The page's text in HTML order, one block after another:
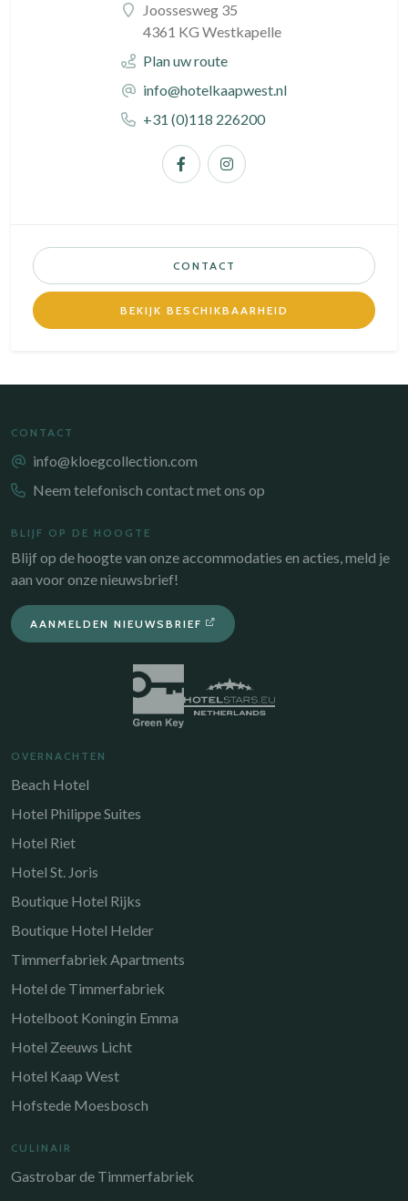
Joossesweg 35
4361 KG Westkapelle
Plan uw route
info@hotelkaapwest.nl
+31 (0)118 226200
CONTACT
BEKIJK BESCHIKBAARHEID
CONTACT
info@kloegcollection.com
Neem telefonisch contact met ons op
BLIJF OP DE HOOGTE
Blijf op de hoogte van onze accommodaties en acties, meld je
aan voor onze nieuwsbrief!
AANMELDEN NIEUWSBRIEF
OVERNACHTEN
Beach Hotel
Hotel Philippe Suites
Hotel Riet
Hotel St. Joris
Boutique Hotel Rijks
Boutique Hotel Helder
Timmerfabriek Apartments
Hotel de Timmerfabriek
Hotelboot Koningin Emma
Hotel Zeeuws Licht
Hotel Kaap West
Hofstede Moesbosch
CULINAIR
Gastrobar de Timmerfabriek